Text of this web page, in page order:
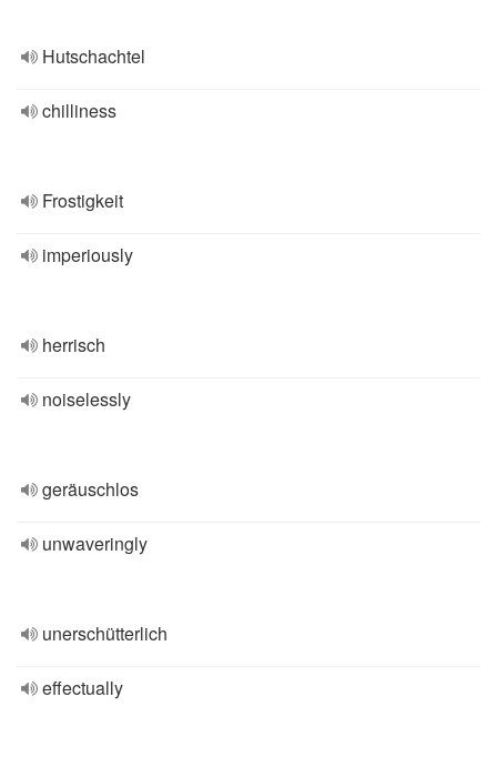
Hutschachtel
chilliness
Frostigkeit
imperiously
herrisch
noiselessly
geräuschlos
unwaveringly
unerschütterlich
effectually